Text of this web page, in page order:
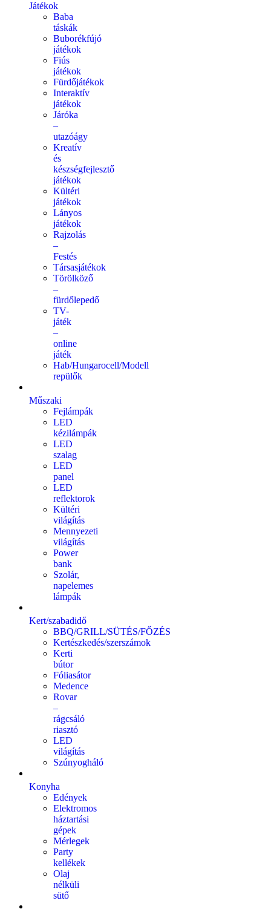
Játékok
Baba
táskák
Buborékfújó
játékok
Fiús
játékok
Fürdőjátékok
Interaktív
játékok
Járóka
–
utazóágy
Kreatív
és
készségfejlesztő
játékok
Kültéri
játékok
Lányos
játékok
Rajzolás
–
Festés
Társasjátékok
Törölköző
–
fürdőlepedő
TV-
játék
–
online
játék
Hab/Hungarocell/Modell
repülők
Műszaki
Fejlámpák
LED
kézilámpák
LED
szalag
LED
panel
LED
reflektorok
Kültéri
világítás
Mennyezeti
világítás
Power
bank
Szolár,
napelemes
lámpák
Kert/szabadidő
BBQ/GRILL/SÜTÉS/FŐZÉS
Kertészkedés/szerszámok
Kerti
bútor
Fóliasátor
Medence
Rovar
–
rágcsáló
riasztó
LED
világítás
Szúnyogháló
Konyha
Edények
Elektromos
háztartási
gépek
Mérlegek
Party
kellékek
Olaj
nélküli
sütő